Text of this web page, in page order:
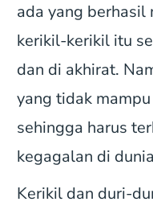
ada yang berhasil
kerikil-kerikil itu
dan di akhirat.
yang tidak
sehingga harus
kegagalan di
Kerikil dan duri-